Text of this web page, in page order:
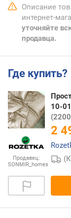
Описание
интернет-
уточняйте
продавца.
Где купить?
Продавец:
SONMIR_homes
10-
2